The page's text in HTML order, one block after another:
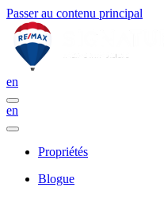
Passer au contenu principal
en
en
Propriétés
Blogue